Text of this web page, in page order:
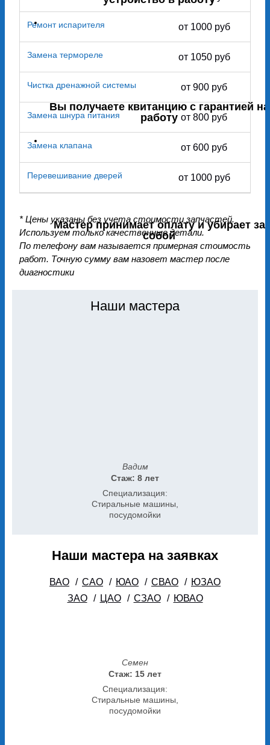
Вы получаете квитанцию с гарантией на
работу
Мастер принимает оплату и убирает за
собой
Ремонт испарителя от 1000 руб
Замена термореле от 1050 руб
Чистка дренажной системы от 900 руб
Замена шнура питания от 800 руб
Замена клапана от 600 руб
Перевешивание дверей от 1000 руб
* Цены указаны без учета стоимости запчастей.
Используем только качественные детали.
По телефону вам называется примерная стоимость
работ. Точную сумму вам назовет мастер после
диагностики
Наши мастера
Вадим
Стаж: 8 лет
Специализация:
Стиральные машины,
посудомойки
Семен
Стаж: 15 лет
Специализация:
Стиральные машины,
посудомойки
Наши мастера на заявках
ВАО / САО / ЮАО / СВАО / ЮЗАО
ЗАО
/ ЦАО / СЗАО / ЮВАО